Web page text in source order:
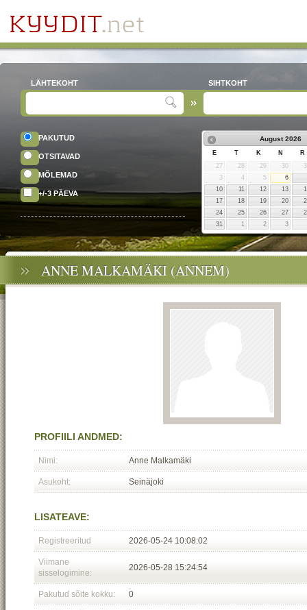
LÄHTEKOHT SIHTKOHT
PAKUTUD
OTSITAVAD
MÕLEMAD
+/-3 PÄEVA
August 2026
E T K N
R
27
28 29 30
3
4 5
6
10
11 12 13
17
18 19 20
24
25 26 27
31
1 2 3
ANNE MALKAMÄKI (ANNEM)
PROFIILI ANDMED:
Nimi: Anne Malkamäki
Asukoht: Seinäjoki
LISATEAVE:
Registreeritud 2026-05-24 10:08:02
Viimane
sisselogimine:
2026-05-28 15:24:54
Pakutud sõite kokku: 0